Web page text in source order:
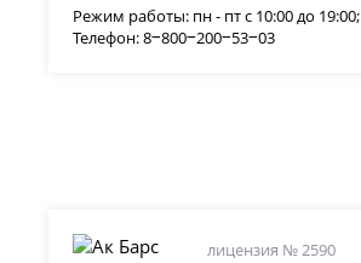
Режим работы: пн - пт с 10:00 до 19:00;
Телефон: 8‒800‒200‒53‒03
лицензия № 2590